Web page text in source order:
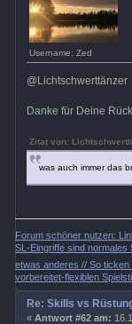
Username: Zed
@Lichtschwerttänzer
Danke für Deine
Zitat von:
was auch immer das
Forum schöner nutzen:
SL-Eingriffe sind normales
etwas anderes // So ticken
vorbereitet-flexiblen
Re: Skills vs
« Antwort #62 am: